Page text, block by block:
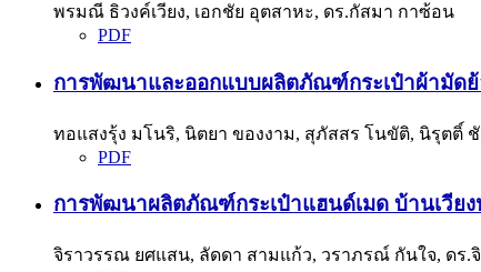
พรมณี ธิวงค์เวียง, เอกชัย อุตสาหะ, ดร.กัสมา กาซ้อน
PDF
การพัฒนาและออกแบบผลิตภัณฑ์กระเป๋าผ้ามัด
ทอแสงรุ้ง มโนริ, นิตยา ของงาม, สุภัสสร โนขัติ, นิรุตติ์
PDF
การพัฒนาผลิตภัณฑ์กระเป๋าแฮนด์เมด บ้านเวีย
จิราวรรณ ยศแสน, ลัดดา สามแก้ว, วราภรณ์ กันใจ, ดร.